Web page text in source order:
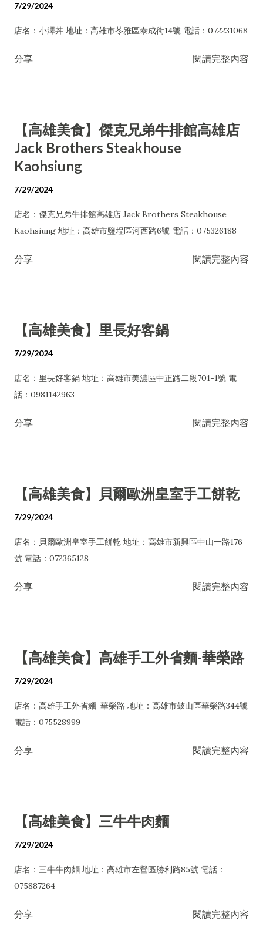
7/29/2024
店名：小澤丼 地址：高雄市苓雅區泰成街14號 電話：072231068
分享 閱讀完整內容
【高雄美食】傑克兄弟牛排館高雄店
Jack Brothers Steakhouse
Kaohsiung
7/29/2024
店名：傑克兄弟牛排館高雄店 Jack Brothers Steakhouse
Kaohsiung 地址：高雄市鹽埕區河西路6號 電話：075326188
分享 閱讀完整內容
【高雄美食】里長好客鍋
7/29/2024
店名：里長好客鍋 地址：高雄市美濃區中正路二段701-1號 電
話：0981142963
分享 閱讀完整內容
【高雄美食】貝爾歐洲皇室手工餅乾
7/29/2024
店名：貝爾歐洲皇室手工餅乾 地址：高雄市新興區中山一路176
號 電話：072365128
分享 閱讀完整內容
【高雄美食】高雄手工外省麵-華榮路
7/29/2024
店名：高雄手工外省麵-華榮路 地址：高雄市鼓山區華榮路344號
電話：075528999
分享 閱讀完整內容
【高雄美食】三牛牛肉麵
7/29/2024
店名：三牛牛肉麵 地址：高雄市左營區勝利路85號 電話：
075887264
分享 閱讀完整內容